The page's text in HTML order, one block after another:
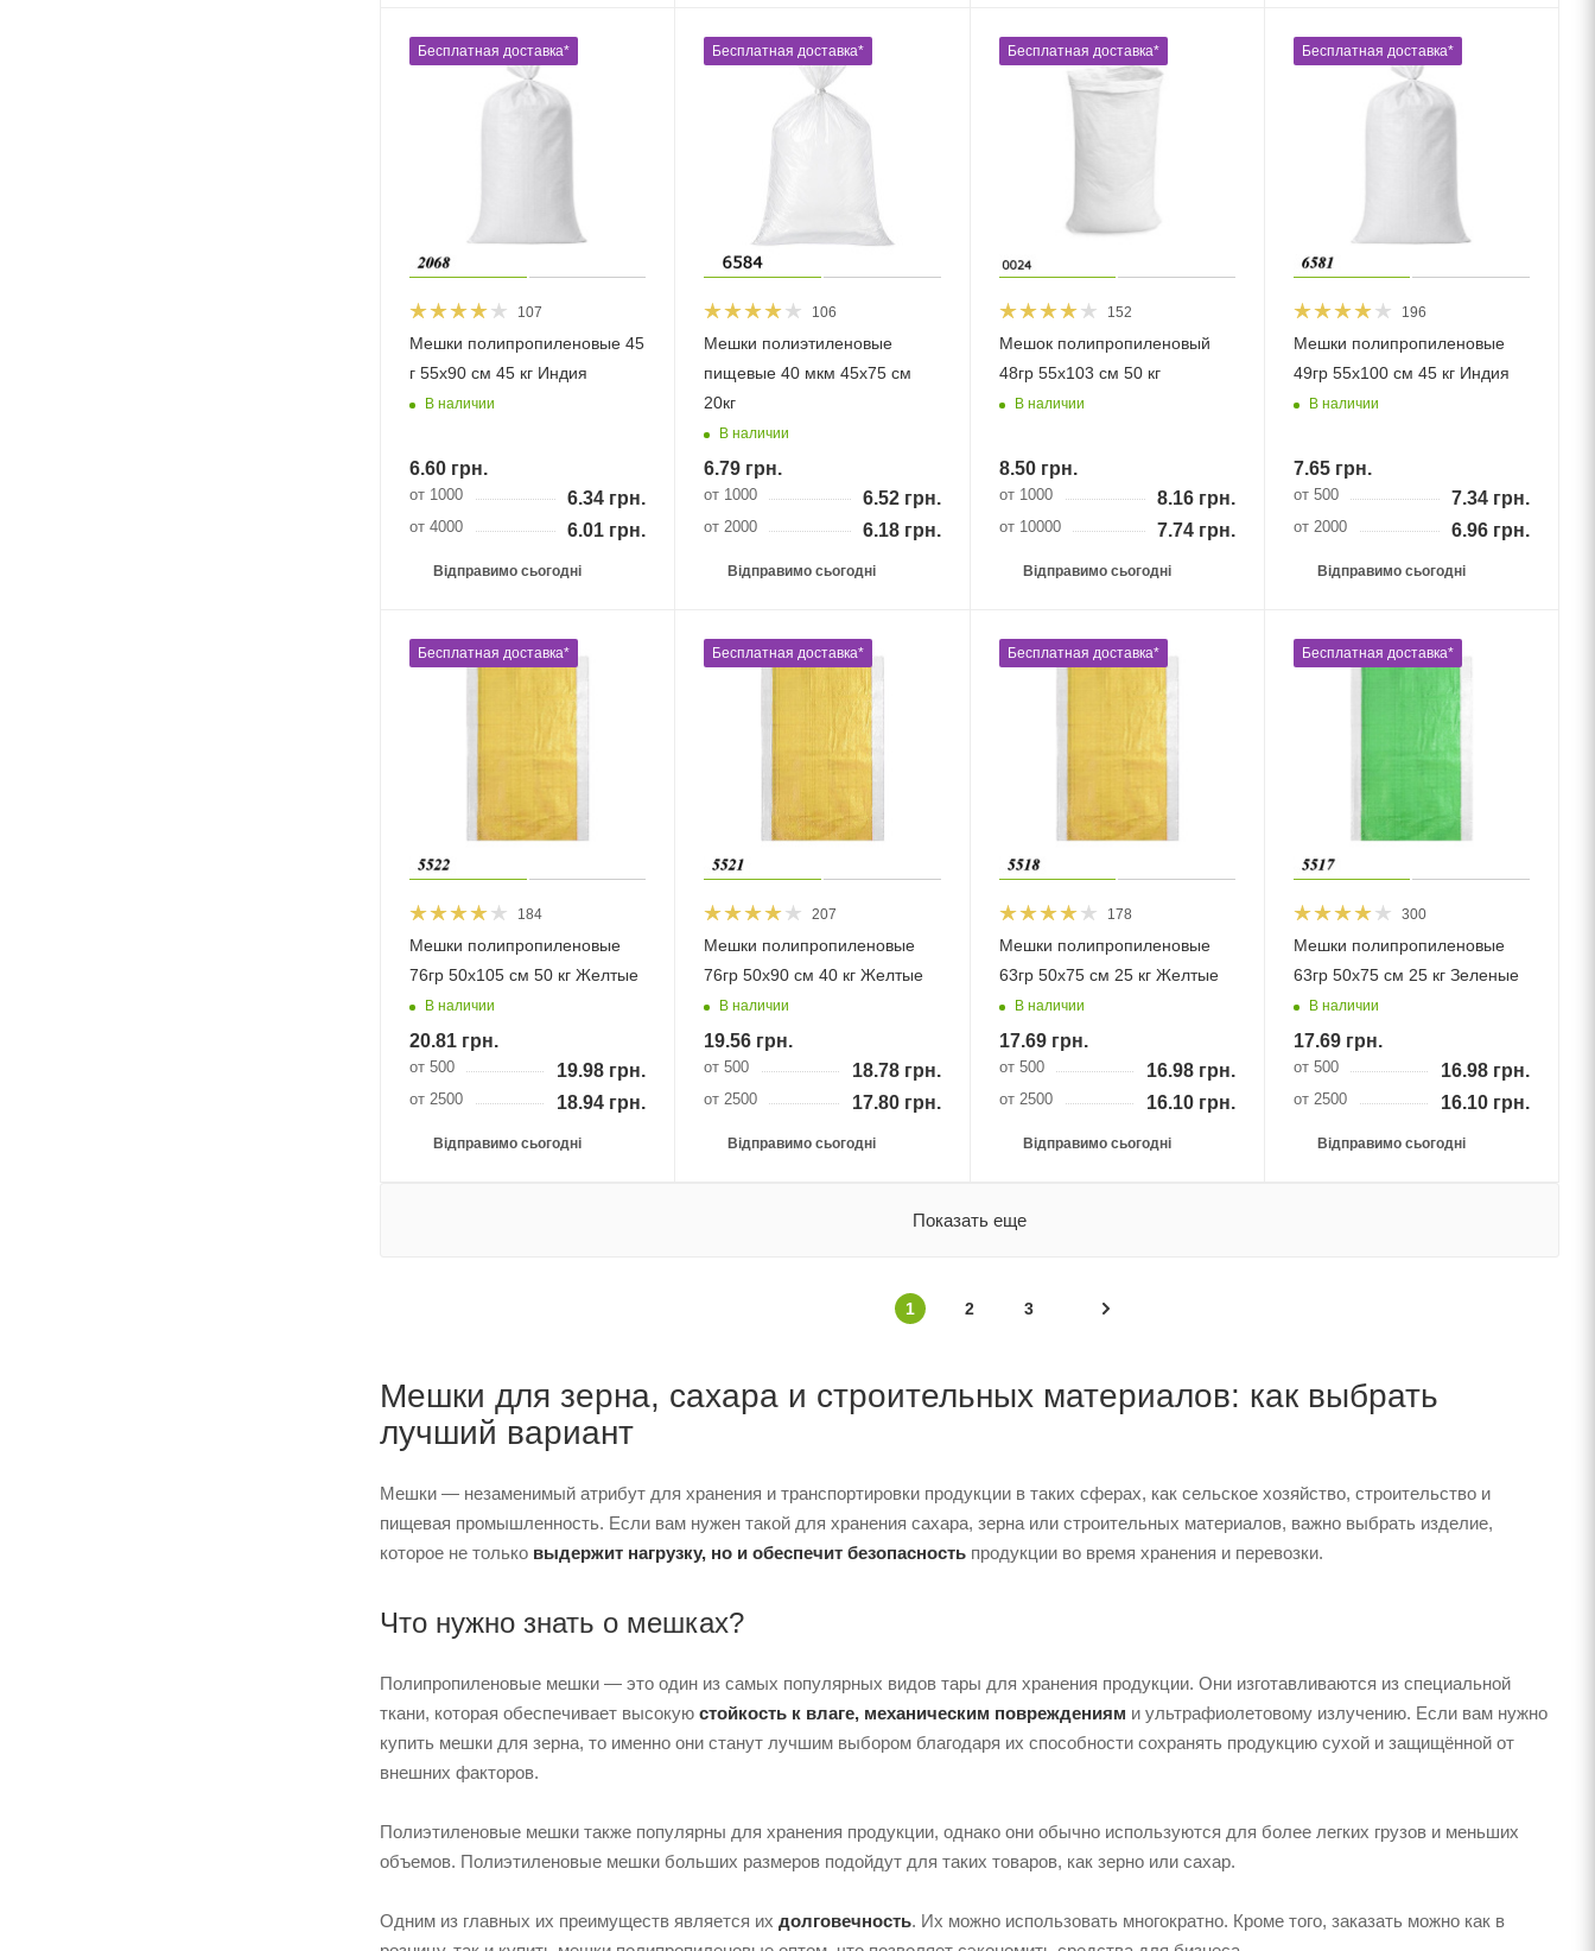
Бесплатная доставка*
107
Мешки полипропиленовые 45
г 55х90 см 45 кг Индия
В наличии
6.60 грн.
от 1000 6.34 грн.
от 4000 6.01 грн.
Відправимо сьогодні
Бесплатная доставка*
106
Мешки полиэтиленовые
пищевые 40 мкм 45х75 см
20кг
В наличии
6.79 грн.
от 1000 6.52грн.
от 2000 6.18грн.
Відправимо сьогодні
Бесплатная доставка*
152
Мешок полипропиленовый
48гр 55х103 см 50 кг
В наличии
8.50грн.
от 1000 8.16грн.
от 10000 7.74грн.
Відправимо сьогодні
Бесплатная доставка*
196
Мешки полипропиленовые
49гр 55х100 см 45 кг Индия
В наличии
7.65грн.
от 500 7.34 грн.
от 2000 6.96 грн.
Відправимо сьогодні
Бесплатная доставка*
184
Мешки полипропиленовые
76гр 50х105 см 50 кг Желтые
В наличии
20.81 грн.
от 500 19.98 грн.
от 2500 18.94 грн.
Відправимо сьогодні
Бесплатная доставка*
207
Мешки полипропиленовые
76гр 50х90 см 40 кг Желтые
В наличии
19.56 грн.
от 500 18.78грн.
от 2500 17.80грн.
Відправимо сьогодні
Бесплатная доставка*
178
Мешки полипропиленовые
63гр 50х75 см 25 кг Желтые
В наличии
17.69грн.
от 500 16.98грн.
от 2500 16.10грн.
Відправимо сьогодні
Бесплатная доставка*
300
Мешки полипропиленовые
63гр 50х75 см 25 кг Зеленые
В наличии
17.69грн.
от 500 16.98 грн.
от 2500 16.10 грн.
Відправимо сьогодні
Показать еще
1 2 3
Мешки для зерна, сахара и строительных материалов: как выбрать
лучший вариант
Мешки — незаменимый атрибут для хранения и транспортировки продукции в таких сферах, как сельское хозяйство, строительство и
пищевая промышленность. Если вам нужен такой для хранения сахара, зерна или строительных материалов, важно выбрать изделие,
которое не только выдержит нагрузку, но и обеспечит безопасность продукции во время хранения и перевозки.
Что нужно знать о мешках?
Полипропиленовые мешки — это один из самых популярных видов тары для хранения продукции. Они изготавливаются из специальной
ткани, которая обеспечивает высокую стойкость к влаге, механическим повреждениям и ультрафиолетовому излучению. Если вам нужно
купить мешки для зерна, то именно они станут лучшим выбором благодаря их способности сохранять продукцию сухой и защищённой от
внешних факторов.
Полиэтиленовые мешки также популярны для хранения продукции, однако они обычно используются для более легких грузов и меньших
объемов. Полиэтиленовые мешки больших размеров подойдут для таких товаров, как зерно или сахар.
Одним из главных их преимуществ является их долговечность. Их можно использовать многократно. Кроме того, заказать можно как в